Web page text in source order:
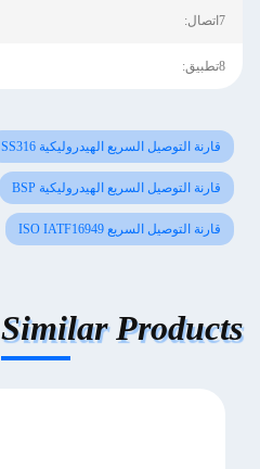
7اتصال:
8تطبيق:
قارنة التوصيل السريع الهيدروليكية SS316
قارنة التوصيل السريع الهيدروليكية BSP
قارنة التوصيل السريع ISO IATF16949
Similar Products